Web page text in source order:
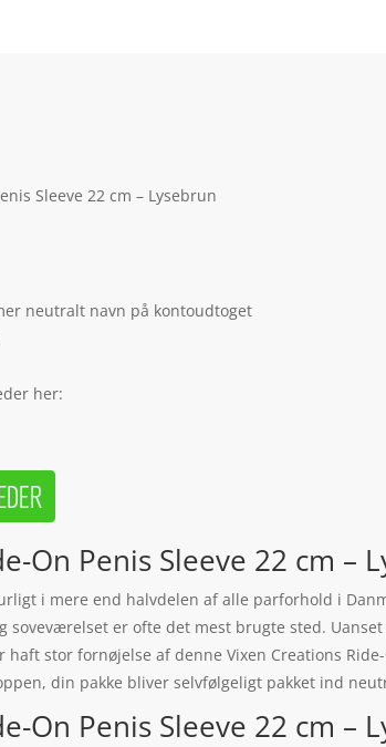
Sleeve 22 cm – Lysebrun
neutralt navn på kontoudtoget
her:
On Penis Sleeve 22 cm –
i mere end halvdelen af alle parforhold i
soveværelset er ofte det mest brugte sted.
stor fornøjelse af denne Vixen Creations
din pakke bliver selvfølgeligt pakket ind
On Penis Sleeve 22 cm –